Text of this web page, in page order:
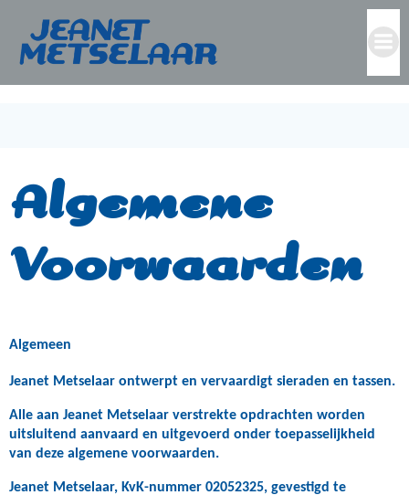
de
Algemene Voorwaarden
Algemene
Voorwaarden
Algemeen
Jeanet Metselaar ontwerpt en vervaardigt sieraden en tassen.
Alle aan Jeanet Metselaar verstrekte opdrachten worden
uitsluitend aanvaard en uitgevoerd onder toepasselijkheid
van deze algemene voorwaarden.
Jeanet Metselaar, KvK-nummer 02052325, gevestigd te